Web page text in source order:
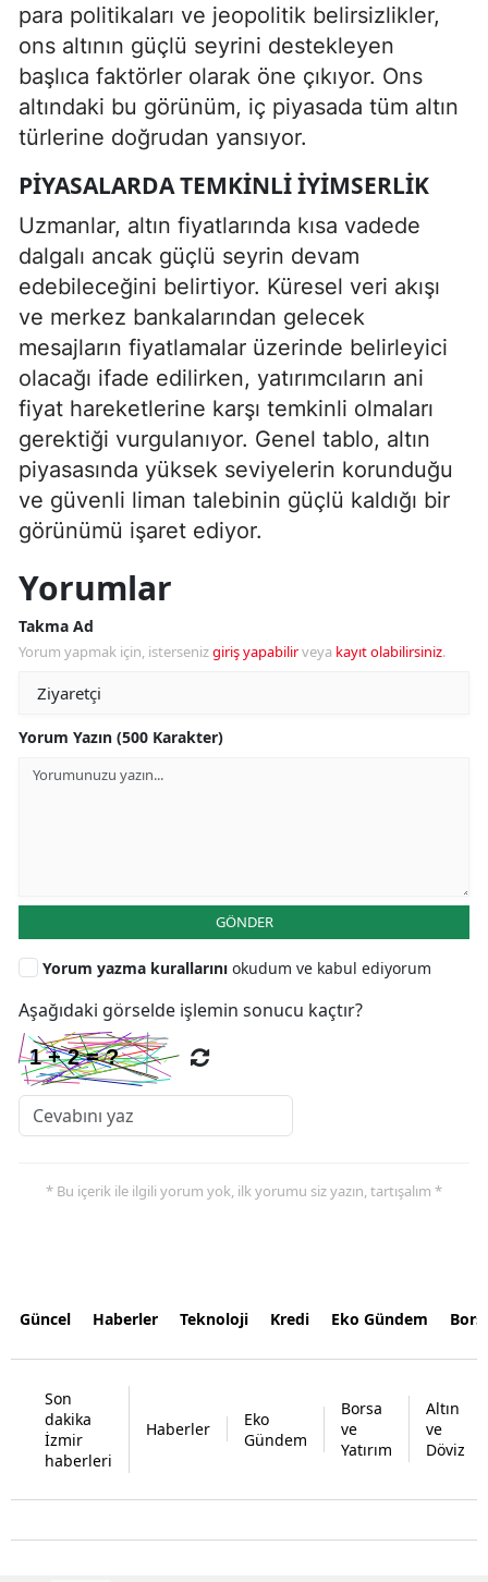
para politikaları ve jeopolitik belirsizlikler,
ons altının güçlü seyrini destekleyen
başlıca faktörler olarak öne çıkıyor. Ons
altındaki bu görünüm, iç piyasada tüm altın
türlerine doğrudan yansıyor.
PIYASALARDA TEMKINLI İYIMSERLIK
Uzmanlar, altın fiyatlarında kısa vadede
dalgalı ancak güçlü seyrin devam
edebileceğini belirtiyor. Küresel veri akışı
ve merkez bankalarından gelecek
mesajların fiyatlamalar üzerinde belirleyici
olacağı ifade edilirken, yatırımcıların ani
fiyat hareketlerine karşı temkinli olmaları
gerektiği vurgulanıyor. Genel tablo, altın
piyasasında yüksek seviyelerin korunduğu
ve güvenli liman talebinin güçlü kaldığı bir
görünümü işaret ediyor.
Yorumlar
Takma Ad
Yorum yapmak için, istersenizgiriş yapabilirveya kayıt olabilirsiniz.
Yorum Yazın (500 Karakter)
GÖNDER
Yorum yazma kurallarını okudum ve kabul ediyorum
Aşağıdaki görselde işlemin sonucu kaçtır?
* Bu içerik ile ilgili yorum yok, ilk yorumu siz yazın, tartışalım *
Güncel Haberler Teknoloji Kredi Eko Gündem
Son
dakika
İzmir
haberleri
Haberler
Eko
Gündem
Borsa
ve
Yatırım
Altın
ve
Döviz